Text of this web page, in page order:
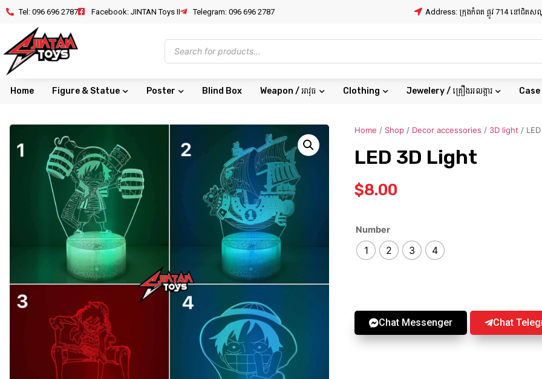
Tel: 096 696 2787 Facebook: JINTAN Toys II Telegram: 096 696 2787 Address: ក្រុងកំពត ផ្លូវ 714 នៅជិតស
Home Figure & Statue Poster Blind Box Weapon / អាវុធ Clothing Jewelery / គ្រឿងអលង្ការ Case
Home / Shop / Decor accessories / 3D light /
LED 3D Light
$8.00
Number
1 2 3 4
Chat Messenger Chat